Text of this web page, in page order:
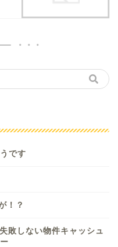
です
！？
敗しない物件キャッシュ